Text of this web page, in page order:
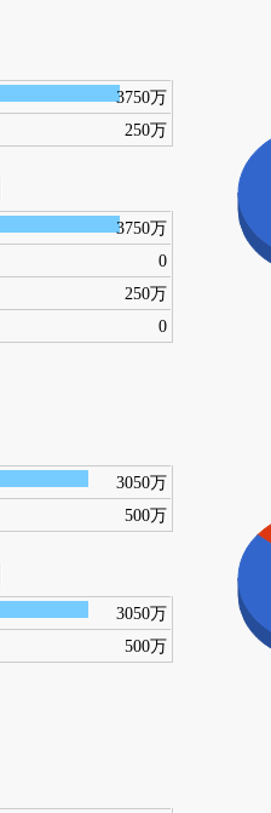
3750万
250万
3750万
0
250万
0
3050万
500万
3050万
500万